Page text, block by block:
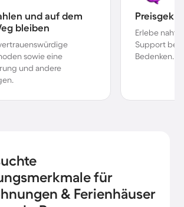
und auf dem
bleiben
sowie eine
und andere
Erlebe
Support bei
Bedenken.
für
& Ferienhäuser